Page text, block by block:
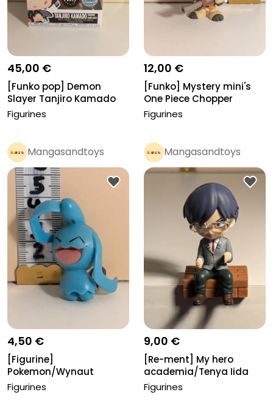
45,00 €
[Funko pop] Demon
Slayer Tanjiro Kamado
glow chse...
Figurines
12,00 €
[Funko] Mystery mini's
One Piece Chopper
Figurines
Mangasandtoys
Pro
4,50 €
[Figurine]
Pokemon/Wynaut
Figurines
Mangasandtoys
Pro
9,00 €
[Re-ment] My hero
academia/Tenya Iida
Figurines